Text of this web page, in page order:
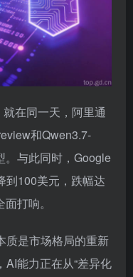
在同一天，阿里通
和Qwen3.7-
。与此同时，Google
到100美元，跌幅达
打响。
质是市场格局的重新
能力正在从“差异化